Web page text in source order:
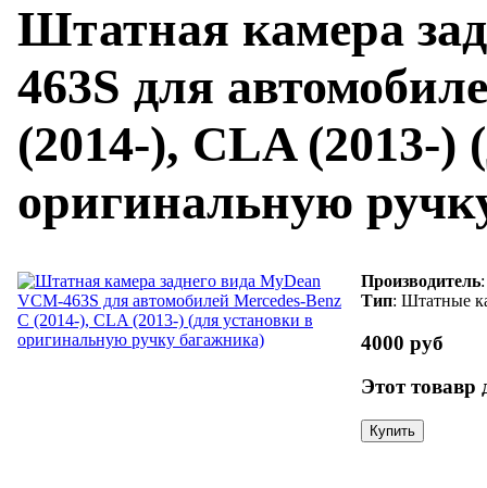
Штатная камера
463S для
(2014-), CLA (2013-)
оригинальную
Производитель
Тип: Штатные
4000 руб
Этот товавр